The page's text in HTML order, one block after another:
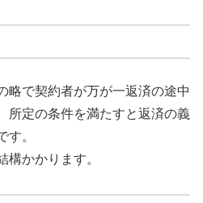
略で契約者が万が一返済の途中
所定の条件を満たすと返済の義
す。
構かかります。